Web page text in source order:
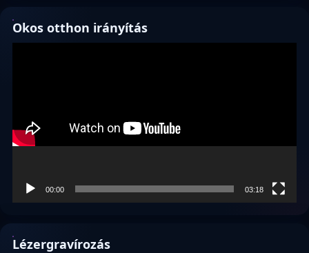
Okos otthon irányítás
00:00 03:18
Lézergravírozás